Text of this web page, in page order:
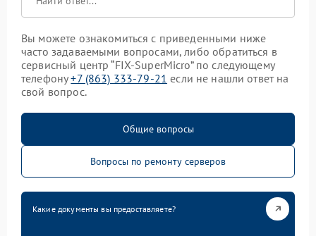
Вы можете ознакомиться с приведенными ниже
часто задаваемыми вопросами, либо обратиться в
сервисный центр “FIX-SuperMicro” по следующему
телефону+7 (863) 333-79-21 если не нашли ответ на
свой вопрос.
Общие вопросы
Вопросы по ремонту серверов
Какие документы вы предоставляете?